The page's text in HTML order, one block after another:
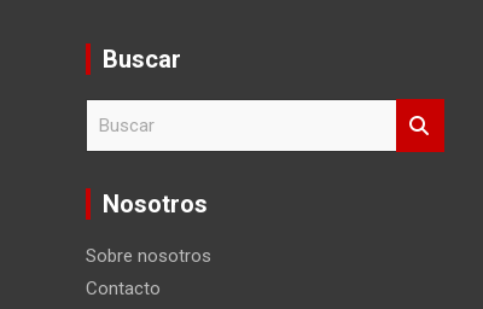
Buscar
c
Nosotros
Sobre nosotros
Contacto